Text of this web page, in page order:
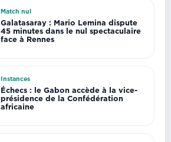
Match nul
Galatasaray : Mario Lemina dispute
45 minutes dans le nul spectaculaire
face à Rennes
Instances
Échecs : le Gabon accède à la vice-
présidence de la Confédération
africaine